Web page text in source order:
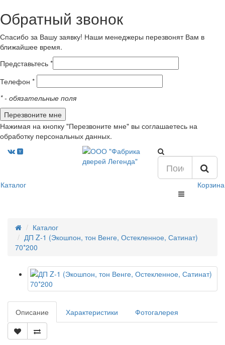
Обратный звонок
Спасибо за Вашу заявку! Наши менеджеры перезвонят Вам в
ближайшее время.
Представьтесь *
Телефон *
*- обязательные поля
Нажимая на кнопку "Перезвоните мне" вы соглашаетесь на
обработку персональных данных.
Каталог Корзина
Каталог
ДП Z-1 (Экошпон, тон Венге, Остекленное, Сатинат)
70*200
Описание Характеристики Фотогалерея